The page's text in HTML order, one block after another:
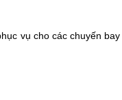
vụ cho các chuyến